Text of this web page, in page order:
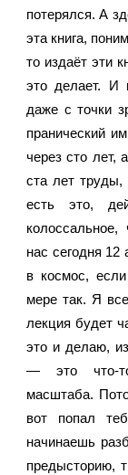
потерялся. А
эта книга,
то издаёт эти
это делает. И
даже с точки
пранический
через сто лет,
ста лет труды,
есть это,
нас сегодня 12
в космос,
мере так. Я
лекция будет
это и делаю,
— это что-то
масштаба.
вот попал
начинаешь
предысторию,